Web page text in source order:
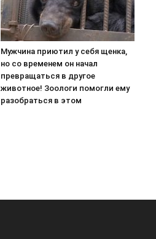
Мужчина приютил у себя щенка,
но со временем он начал
превращаться в другое
животное! Зоологи помогли ему
разобраться в этом